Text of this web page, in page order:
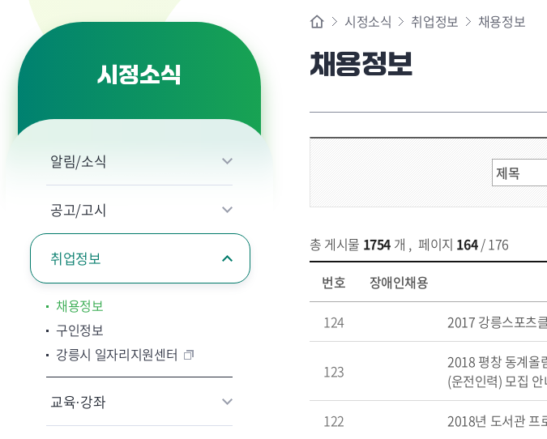
시정소식
알림/소식
공고/고시
취업정보
채용정보
구인정보
강릉시 일자리지원센터
교육·강좌
시정소식 취업정보 채용정보
채용정보
총 게시물 1754 개 , 페이지 164/ 176
번호 장애인채용
124 2017 강릉스포츠
123
2018 평창 동계올
(운전인력) 모집 안
122 2018년 도서관 프